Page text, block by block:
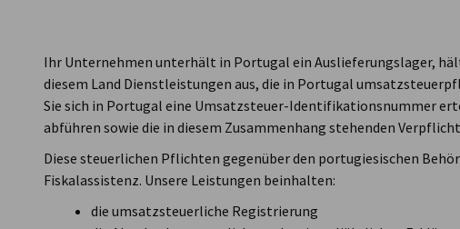
Ihr Unternehmen unterhält in Portugal ein Auslieferungslager,
diesem Land Dienstleistungen aus, die in Portugal
Sie sich in Portugal eine Umsatzsteuer-Identifikationsnummer
abführen sowie die in diesem Zusammenhang stehenden
Diese steuerlichen Pflichten gegenüber den portugiesischen
Fiskalassistenz. Unsere Leistungen beinhalten:
die umsatzsteuerliche Registrierung